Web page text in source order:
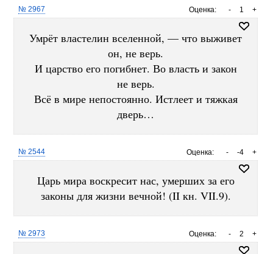
Оценка: +
1
-
№ 2967
Умрёт властелин вселенной, — что выживет
он, не верь.
И царство его погибнет. Во власть и закон
не верь.
Всё в мире непостоянно. Истлеет и тяжкая
дверь…
Оценка: +
-4
-
№ 2544
Царь мира воскресит нас, умерших за его
законы для жизни вечной! (II кн. VII.9).
Оценка: +
2
-
№ 2973